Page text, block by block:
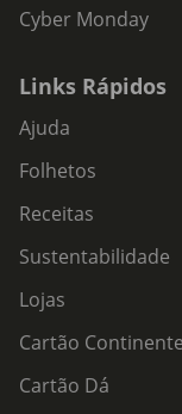
Cyber Monday
Links Rápidos
Ajuda
Folhetos
Receitas
Sustentabilidade
Lojas
Cartão Continente
Cartão Dá